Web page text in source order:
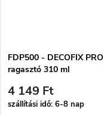
FDP500 - DECOFIX PRO
ragasztó 310 ml
4 149 Ft
szállítási idő: 6-8 nap